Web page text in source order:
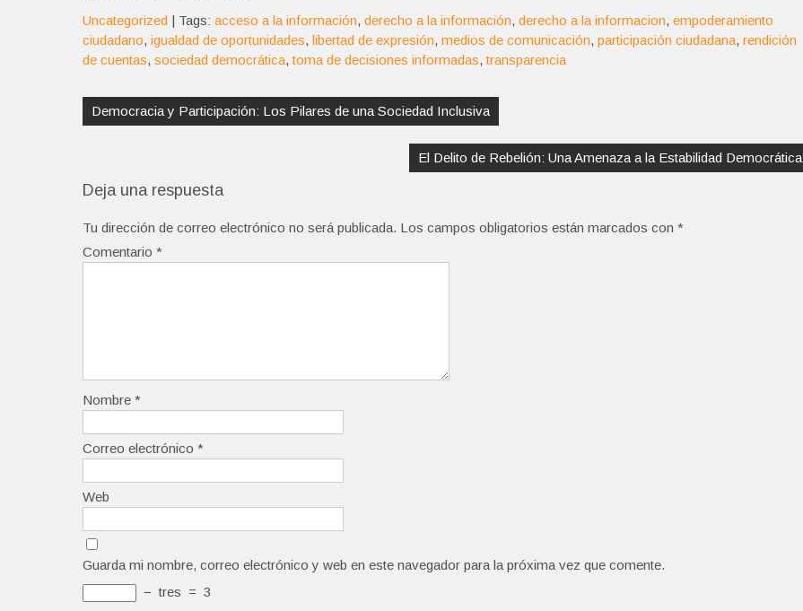
Uncategorized | Tags: acceso a la información, derecho a la información, derecho a la informacion, empoderamiento
ciudadano, igualdad de oportunidades, libertad de expresión, medios de comunicación, participación ciudadana, rendición
de cuentas, sociedad democrática,toma de decisiones informadas,transparencia
de
entradas
Democracia y Participación: Los Pilares de una Sociedad Inclusiva
El Delito de Rebelión: Una Amenaza a la Estabilidad Democrática
Deja una respuesta
Tu dirección de correo electrónico no será publicada. Los campos obligatorios están marcados con *
Comentario *
Nombre *
Correo electrónico *
Web
Guarda mi nombre, correo electrónico y web en este navegador para la próxima vez que comente.
− tres = 3